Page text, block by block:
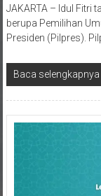
berupa Pemilihan
Presiden (Pilpres).